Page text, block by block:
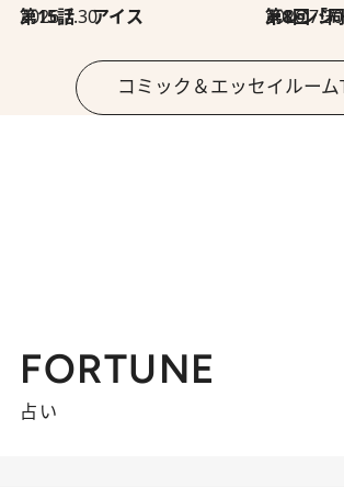
2026.7.30
第15話 アイス 2026.7.30
第8回「同人誌即売会
コミック＆エッセイルーム
FORTUNE
占い